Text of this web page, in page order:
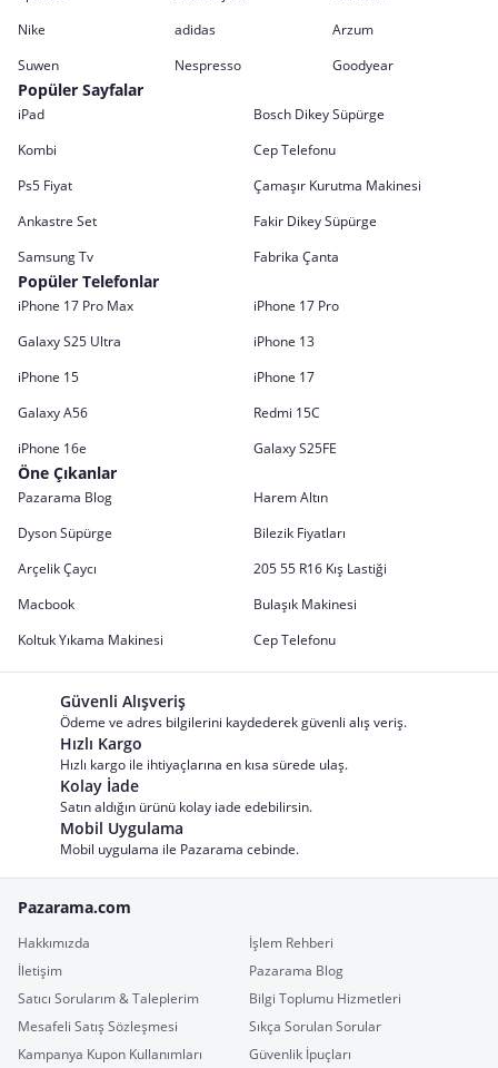
Nike
adidas
Arzum
Suwen
Nespresso Goodyear
Popüler Sayfalar
iPad
Bosch Dikey Süpürge
Kombi
Cep Telefonu
Ps5 Fiyat
Çamaşır Kurutma Makinesi
Ankastre Set
Fakir Dikey Süpürge
Samsung Tv
Fabrika Çanta
Popüler Telefonlar
iPhone 17 Pro Max
iPhone 17 Pro
Galaxy S25 Ultra
iPhone 13
iPhone 15
iPhone 17
Galaxy A56
Redmi 15C
iPhone 16e
Galaxy S25FE
Öne Çıkanlar
Pazarama Blog
Harem Altın
Dyson Süpürge
Bilezik Fiyatları
Arçelik Çaycı
205 55 R16 Kış Lastiği
Macbook
Bulaşık Makinesi
Koltuk Yıkama Makinesi
Cep Telefonu
Güvenli Alışveriş
Ödeme ve adres bilgilerini kaydederek güvenli alış veriş.
Hızlı Kargo
Hızlı kargo ile ihtiyaçlarına en kısa sürede ulaş.
Kolay İade
Satın aldığın ürünü kolay iade edebilirsin.
Mobil Uygulama
Mobil uygulama ile Pazarama cebinde.
Pazarama.com
Hakkımızda
İşlem Rehberi
İletişim
Pazarama Blog
Satıcı Sorularım & Taleplerim
Bilgi Toplumu Hizmetleri
Mesafeli Satış Sözleşmesi
Sıkça Sorulan Sorular
Kampanya Kupon Kullanımları
Güvenlik İpuçları